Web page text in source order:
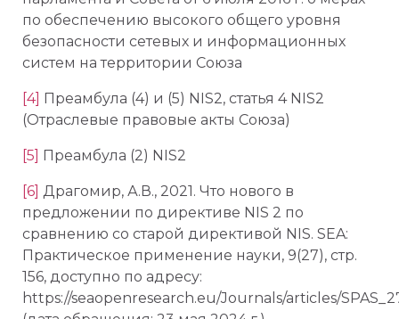
по обеспечению высокого общего уровня
безопасности сетевых и информационных
систем на территории Союза
[4] Преамбула (4) и (5) NIS2, статья 4 NIS2
(Отраслевые правовые акты Союза)
[5] Преамбула (2) NIS2
[6] Драгомир, А.В., 2021. Что нового в
предложении по директиве NIS 2 по
сравнению со старой директивой NIS. SEA:
Практическое применение науки, 9(27), стр.
156, доступно по адресу:
https://seaopenresearch.eu/Journals/articles/